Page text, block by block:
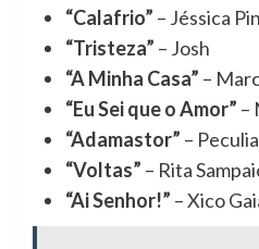
“Calafrio” – Jéssica
“Tristeza” – Josh
“A Minha Casa” –
“Eu Sei que o Amor” –
“Adamastor” –
“Voltas” – Rita
“Ai Senhor!” – Xico